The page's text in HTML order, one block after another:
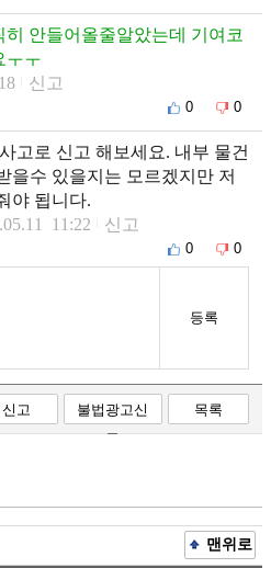
히 안들어올줄알았는데 기여코
ㅜㅜ
신고
0 0
고로 신고 해보세요. 내부 물건
을수 있을지는 모르겠지만 저
야 됩니다.
11:22 신고
0 0
등록
신고
불법광고신
고
목록
맨위로